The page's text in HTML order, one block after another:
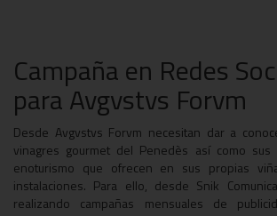
Campaña en Redes
para Avgvstvs Forvm
Desde Avgvstvs Forvm necesitan dar a
vinagres gourmet del Penedès así como sus
enoturismo que ofrecen en sus propias
instalaciones. Para ello, desde Snik
realizando campañas mensuales de